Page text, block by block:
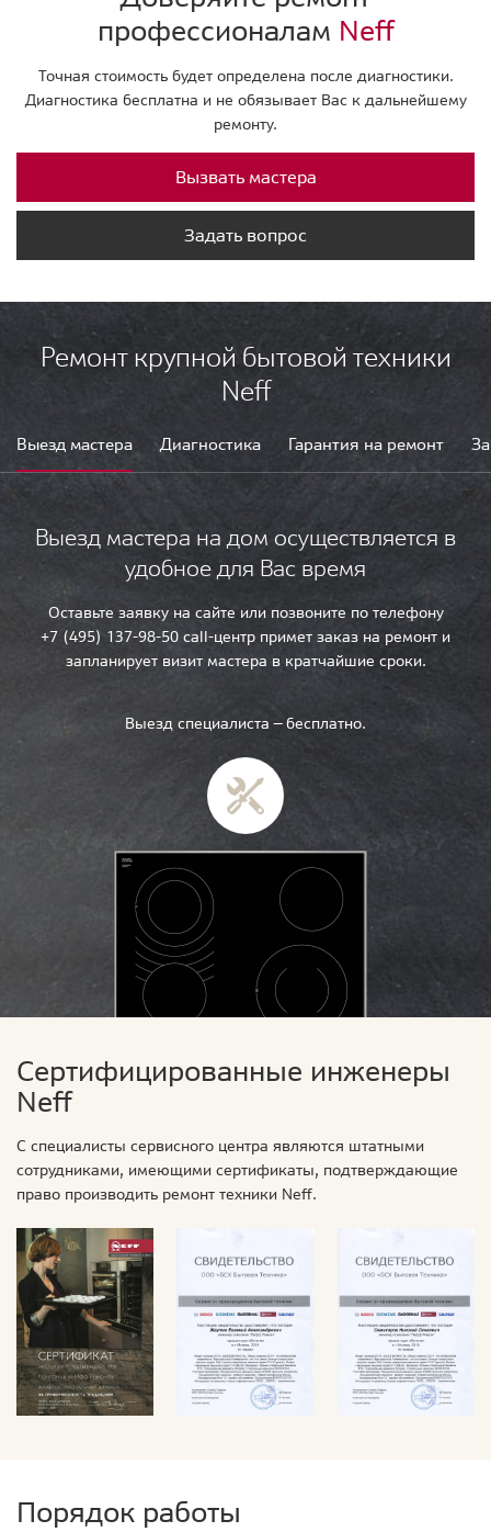
профессионалам Neff
Точная стоимость будет определена после диагностики.
Диагностика бесплатна и не обязывает Вас к дальнейшему
ремонту.
Вызвать мастера
Задать вопрос
Ремонт крупной бытовой техники
Neff
Выезд мастера Диагностика Гарантия на ремонт
Выезд мастера на дом осуществляется в
удобное для Вас время
Оставьте заявку на сайте или позвоните по телефону
+7 (495) 137-98-50 call-центр примет заказ на ремонт и
запланирует визит мастера в кратчайшие сроки.
Выезд специалиста — бесплатно.
Сертифицированные инженеры
Neff
С специалисты сервисного центра являются штатными
сотрудниками, имеющими сертификаты, подтверждающие
право производить ремонт техники Neff.
Порядок работы